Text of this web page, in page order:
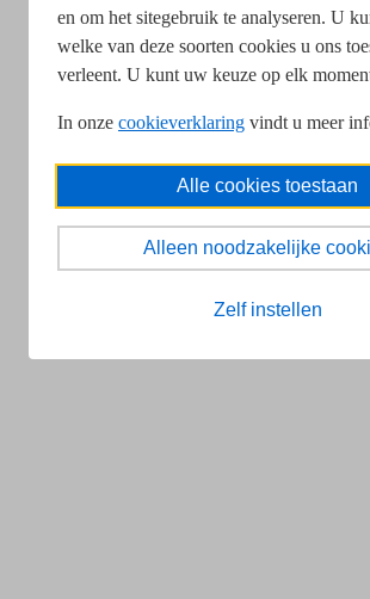
en om het sitegebruik te analyseren. U
welke van deze soorten cookies u ons
verleent. U kunt uw keuze op elk
In onze cookieverklaring vindt u meer
Alle cookies toestaan
Alleen noodzakelijke
Zelf instellen